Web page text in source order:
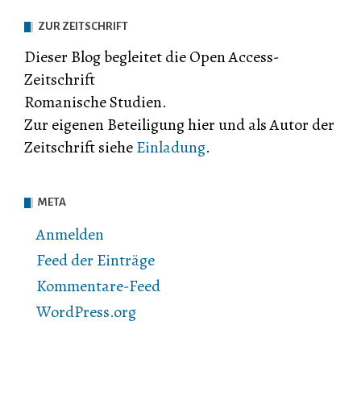
ZUR ZEITSCHRIFT
Dieser Blog begleitet die Open Access-
Zeitschrift
Romanische Studien.
Zur eigenen Beteiligung hier und als Autor der
Zeitschrift sieheEinladung.
META
Anmelden
Feed der Einträge
Kommentare-Feed
WordPress.org